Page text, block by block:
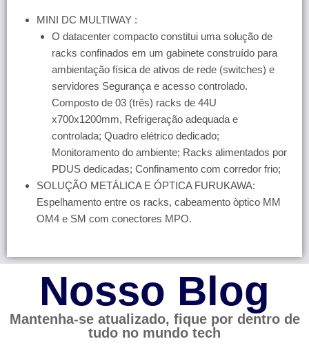
MINI DC MULTIWAY :
O datacenter compacto constitui uma solução de
racks confinados em um gabinete construído para
ambientação física de ativos de rede (switches) e
servidores Segurança e acesso controlado.
Composto de 03 (três) racks de 44U
x700x1200mm, Refrigeração adequada e
controlada; Quadro elétrico dedicado;
Monitoramento do ambiente; Racks alimentados por
PDUS dedicadas; Confinamento com corredor frio;
SOLUÇÃO METÁLICA E ÓPTICA FURUKAWA:
Espelhamento entre os racks, cabeamento òptico MM
OM4 e SM com conectores MPO.
Nosso Blog
Mantenha-se atualizado, fique por dentro de
tudo no mundo tech